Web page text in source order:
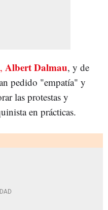
Albert Dalmau, y de
pedido "empatía" y
las protestas y
en prácticas.